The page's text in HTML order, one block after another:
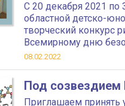
С 20 декабря 2021 по
областной детско-
творческий конкурс
Всемирному дню
08.02.2022
Под созвездием
Приглашаем принять